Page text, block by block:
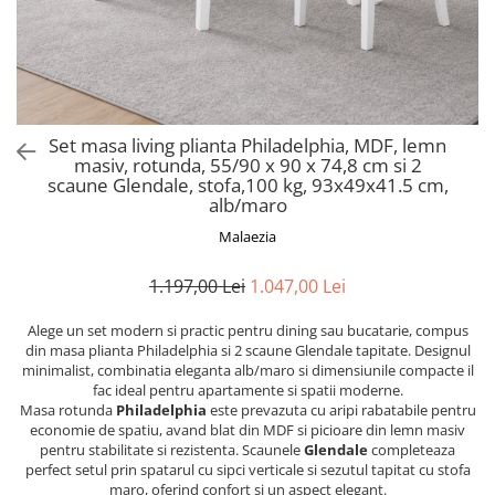
Saltele Pocket
Saltele cu arcuri impachetate
individual
Saltele Memory Pocket
Saltele Memory Foam
Saltele Memory Pocket
Saltele cu plasa arcuri
Saltele cu spuma poliuretanica
Saltele Memory
Saltele 140x200
Saltele 160x200
Saltele 180x200
Top saltele
Noptiere
Paturi
Seturi de pat si saltea
Masute de toaleta
Mobilier living
Scaune pentru living
Seturi comode living si vitrine
Set mese plus scaune
Scaune ergonomice
Etajere Birou
Dulap birou
Birouri
Scaune pentru birou
Scaune pentru vizitatori
Scaune birou
Scaune profesionale
Scaune Lemn
Scaune birou copii
Scaune resigilate
Scaune terasa si outdoor
Set masa living plianta Philadelphia, MDF, lemn
masiv, rotunda, 55/90 x 90 x 74,8 cm si 2
scaune Glendale, stofa,100 kg, 93x49x41.5 cm,
alb/maro
Malaezia
1.197,00 Lei 1.047,00 Lei
Alege un set modern si practic pentru dining sau bucatarie, compus
din masa plianta Philadelphia si 2 scaune Glendale tapitate. Designul
minimalist, combinatia eleganta alb/maro si dimensiunile compacte il
fac ideal pentru apartamente si spatii moderne.
Masa rotunda Philadelphia este prevazuta cu aripi rabatabile pentru
economie de spatiu, avand blat din MDF si picioare din lemn masiv
pentru stabilitate si rezistenta. ScauneleGlendalecompleteaza
perfect setul prin spatarul cu sipci verticale si sezutul tapitat cu stofa
maro, oferind confort si un aspect elegant.